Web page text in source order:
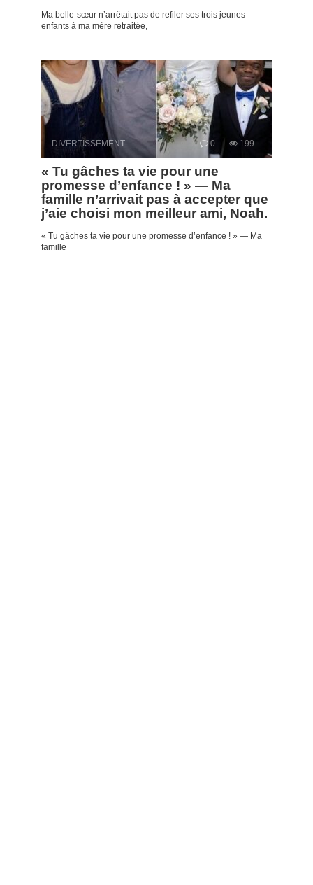
Ma belle-sœur n’arrêtait pas de refiler ses trois jeunes
enfants à ma mère retraitée,
DIVERTISSEMENT 0 199
« Tu gâches ta vie pour une
promesse d’enfance ! » — Ma
famille n’arrivait pas à accepter que
j’aie choisi mon meilleur ami, Noah.
« Tu gâches ta vie pour une promesse d’enfance ! » — Ma
famille